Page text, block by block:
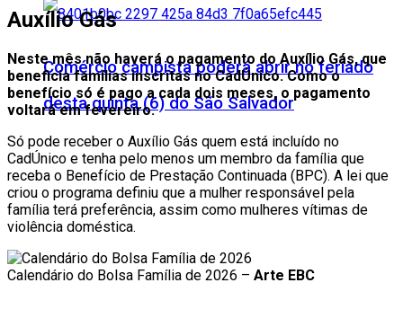
Comércio campista poderá abrir no feriado
desta quinta (6) do São Salvador
Auxílio Gás
Neste mês não haverá o pagamento do Auxílio Gás, que
beneficia famílias inscritas no CadÚnico. Como o
benefício só é pago a cada dois meses, o pagamento
voltará em fevereiro.
Só pode receber o Auxílio Gás quem está incluído no
CadÚnico e tenha pelo menos um membro da família que
receba o Benefício de Prestação Continuada (BPC). A lei que
criou o programa definiu que a mulher responsável pela
família terá preferência, assim como mulheres vítimas de
violência doméstica.
Calendário do Bolsa Família de 2026 – Arte EBC